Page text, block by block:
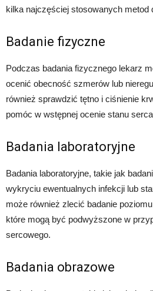
kilka najczęściej stosowanych metod
Badanie fizyczne
Podczas badania fizycznego lekarz
ocenić obecność szmerów lub
również sprawdzić tętno i ciśnienie
pomóc w wstępnej ocenie stanu
Badania laboratoryjne
Badania laboratoryjne, takie jak
wykryciu ewentualnych infekcji lub
może również zlecić badanie
które mogą być podwyższone w
sercowego.
Badania obrazowe